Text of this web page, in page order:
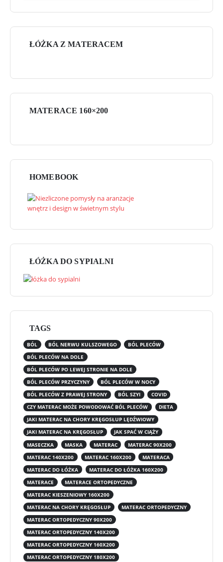
ŁÓŻKA Z MATERACEM
MATERACE 160×200
HOMEBOOK
ŁÓŻKA DO SYPIALNI
TAGS
BÓL BÓL NERWU KULSZOWEGO
BÓL PLECÓW
BÓL PLECÓW NA DOLE
BÓL PLECÓW PO LEWEJ STRONIE NA DOLE
BÓL PLECÓW PRZYCZYNY
BÓL PLECÓW W NOCY
BÓL PLECÓW Z PRAWEJ STRONY
BÓL SZYI
COVID
CZY MATERAC MOŻE POWODOWAĆ BÓL PLECÓW
DIETA
JAKI MATERAC NA CHORY KRĘGOSŁUP LĘDŹWIOWY
JAKI MATERAC NA KRĘGOSŁUP
JAK SPAĆ W CIĄŻY
MASECZKA
MASKA MATERAC
MATERAC 90X200
MATERAC 140X200
MATERAC 160X200
MATERACA
MATERAC DO ŁÓŻKA
MATERAC DO ŁÓŻKA 160X200
MATERACE
MATERACE ORTOPEDYCZNE
MATERAC KIESZENIOWY 160X200
MATERAC NA CHORY KRĘGOSŁUP
MATERAC ORTOPEDYCZNY
MATERAC ORTOPEDYCZNY 90X200
MATERAC ORTOPEDYCZNY 140X200
MATERAC ORTOPEDYCZNY 160X200
MATERAC ORTOPEDYCZNY 180X200